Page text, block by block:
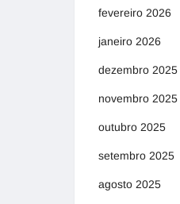
fevereiro 2026
janeiro 2026
dezembro 2025
novembro 2025
outubro 2025
setembro 2025
agosto 2025